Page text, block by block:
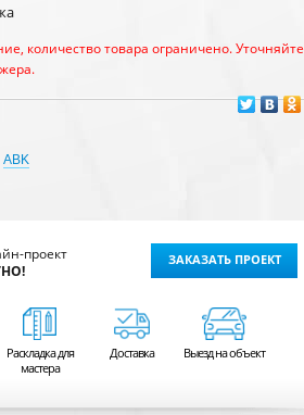
количество товара ограничено. Уточняйте
ABK
проект
ЗАКАЗАТЬ ПРОЕКТ
Раскладка для
мастера
Доставка Выезд на объект